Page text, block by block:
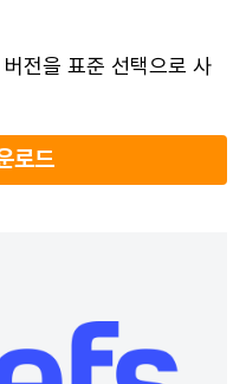
전을 표준 선택으로 사
로드